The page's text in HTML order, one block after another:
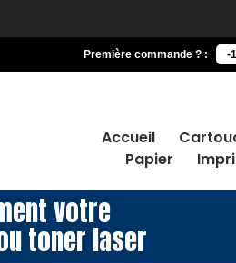
Première commande ? : -
Accueil
Papier
votre
toner laser